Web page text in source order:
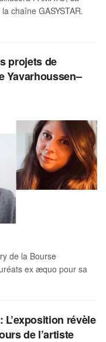
chaîne GASYSTAR.
projets de
Yavarhoussen–
de la Bourse
ex æquo pour sa
L’exposition révèle
de l’artiste